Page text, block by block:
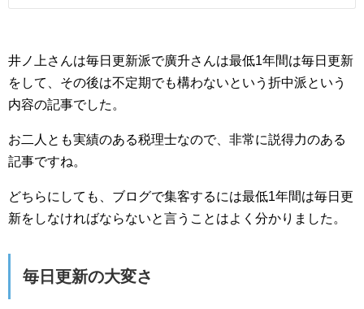
井ノ上さんは毎日更新派で廣升さんは最低1年間は毎日更新
をして、その後は不定期でも構わないという折中派という
内容の記事でした。
お二人とも実績のある税理士なので、非常に説得力のある
記事ですね。
どちらにしても、ブログで集客するには最低1年間は毎日更
新をしなければならないと言うことはよく分かりました。
毎日更新の大変さ